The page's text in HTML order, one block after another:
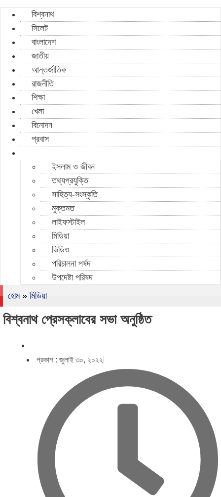
বিশ্বনাথ
সিলেট
বাংলাদেশ
জাতীয়
আন্তর্জাতিক
রাজনীতি
শিক্ষা
খেলা
বিনোদন
প্রবাস
ইসলাম ও জীবন
তথ্যপ্রযুক্তি
সাহিত্য-সংস্কৃতি
মুক্তমত
লাইফস্টাইল
মিডিয়া
ভিডিও
পরিচালনা পর্ষদ
উপদেষ্টা পরিষদ
হোম» মিডিয়া
বিশ্বনাথ প্রেসক্লাবের সভা অনুষ্ঠিত
প্রকাশ : জুলাই ৩০, ২০২২